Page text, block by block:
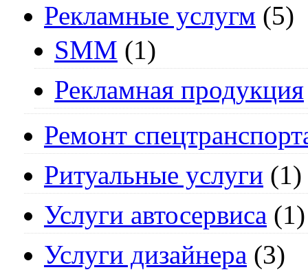
Рекламные услугм (5)
SMM (1)
Рекламная продукция
Ремонт
Ритуальные услуги (1)
Услуги автосервиса (1)
Услуги дизайнера (3)